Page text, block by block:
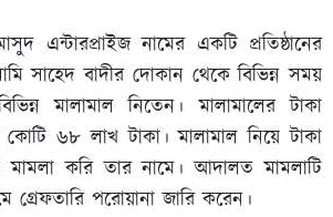
এন্টারপ্রাইজ নামের একটি প্রতিষ্ঠানের
সাহেদ বাদীর দোকান থেকে বিভিন্ন সময়
মালামাল নিতেন। মালামালের টাকা
৬৮ লাখ টাকা। মালামাল নিয়ে টাকা
করি তার নামে। আদালত মামলাটি
গ্রেফতারি পরোয়ানা জারি করেন।